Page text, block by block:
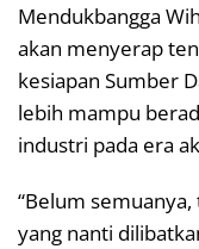
Mendukbangga
akan menyerap
kesiapan Sumber
lebih mampu
industri pada era
“Belum
yang nanti